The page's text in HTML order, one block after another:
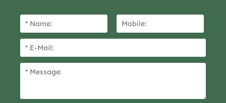
problemlos ohne
Werkzeug verwendet
sicheren Betrieb